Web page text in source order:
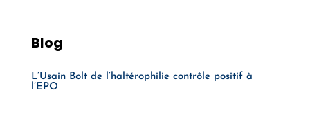
Blog
L’Usain Bolt de l’haltérophilie contrôle positif à
l’EPO